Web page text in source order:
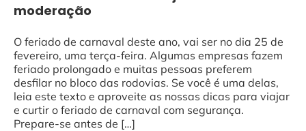
moderação
O feriado de carnaval deste ano, vai ser no dia 25 de
fevereiro, uma terça-feira. Algumas empresas fazem
feriado prolongado e muitas pessoas preferem
desfilar no bloco das rodovias. Se você é uma delas,
leia este texto e aproveite as nossas dicas para viajar
e curtir o feriado de carnaval com segurança.
Prepare-se antes de […]